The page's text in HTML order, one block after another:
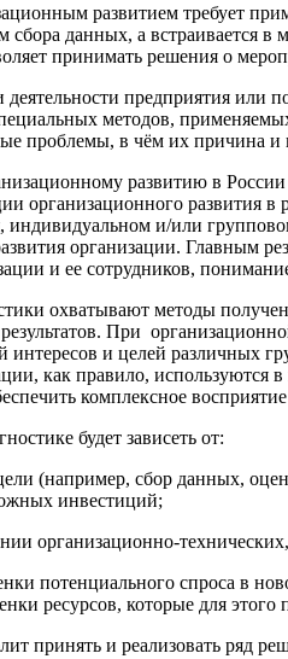
развитием требует
сбора данных, а встраивается
принимать решения о
деятельности предприятия
методов,
проблемы, в чём их причина
развитию в
организационного развития
и/или
организации. Главным
и ее сотрудников,
охватывают методы
При
и целей различных
как правило,
комплексное
будет зависеть от:
(например, сбор данных,
инвестиций;
организационно-
потенциального спроса в
ресурсов, которые для этого
принять и реализовать